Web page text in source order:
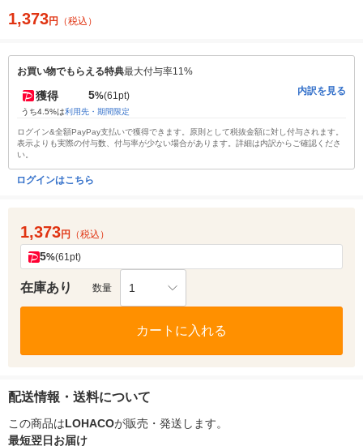
1,373円 （税込）
お買い物でもらえる特典最大付与率11%
獲得 5%(61pt)
うち4.5%は利用先・期間限定
内訳を見る
ログイン&全額PayPay支払いで獲得できます。原則として税抜金額に対し付与されます。
表示よりも実際の付与数、付与率が少ない場合があります。詳細は内訳からご確認くださ
い。
ログインはこちら
1,373円 （税込）
5%(61pt)
在庫あり 数量 1
カートに入れる
配送情報・送料について
この商品はLOHACOが販売・発送します。
最短翌日お届け